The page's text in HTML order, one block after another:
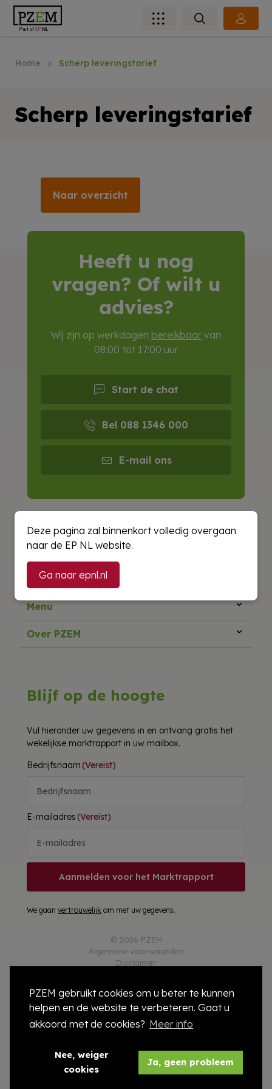
PZEM gebruikt cookies om u beter te kunnen
helpen en de website te verbeteren. Gaat u
akkoord met de cookies? Meer info
Nee, weiger
cookies
Ja, geen probleem
Home Scherp leveringstarief
Scherp leveringstarief
Naar overzicht
Heeft u nog
vragen? Of wilt u
advies?
Wij zijn op werkdagen bereikbaar van
08:00 tot 17:00 uur
Start de chat
Bel 088 1346 000
E-mail ons
Menu
Over PZEM
Blijf op de hoogte
Vul hieronder uw gegevens in en ontvang gratis het
wekelijkse marktrapport in uw mailbox.
Bedrijfsnaam(Vereist)
E-mailadres(Vereist)
Aanmelden voor het Marktrapport
We gaanvertrouwelijk om met uw gegevens.
© 2026 PZEM
Algemene voorwaarden
Disclaimer
Cookies
Colofon
Compliance
Modelcontract
Deze pagina zal binnenkort volledig overgaan
naar de EP NL website.
Ga naar epnl.nl